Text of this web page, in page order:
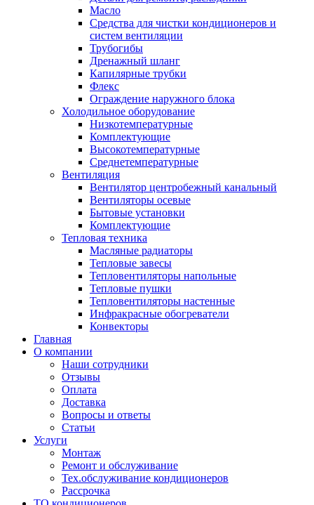
Масло
Средства для чистки кондиционеров и
систем вентиляции
Трубогибы
Дренажный шланг
Капилярные трубки
Флекс
Ограждение наружного блока
Холодильное оборудование
Низкотемпературные
Комплектующие
Высокотемпературные
Среднетемпературные
Вентиляция
Вентилятор центробежный канальный
Вентиляторы осевые
Бытовые установки
Комплектующие
Тепловая техника
Масляные радиаторы
Тепловые завесы
Тепловентиляторы напольные
Тепловые пушки
Тепловентиляторы настенные
Инфракрасные обогреватели
Конвекторы
Главная
О компании
Наши сотрудники
Отзывы
Оплата
Доставка
Вопросы и ответы
Статьи
Услуги
Монтаж
Ремонт и обслуживание
Тех.обслуживание кондиционеров
Рассрочка